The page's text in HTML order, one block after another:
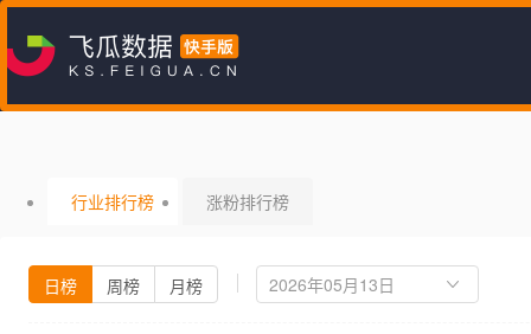
行业排行榜 涨粉排行榜
日榜 周榜 月榜